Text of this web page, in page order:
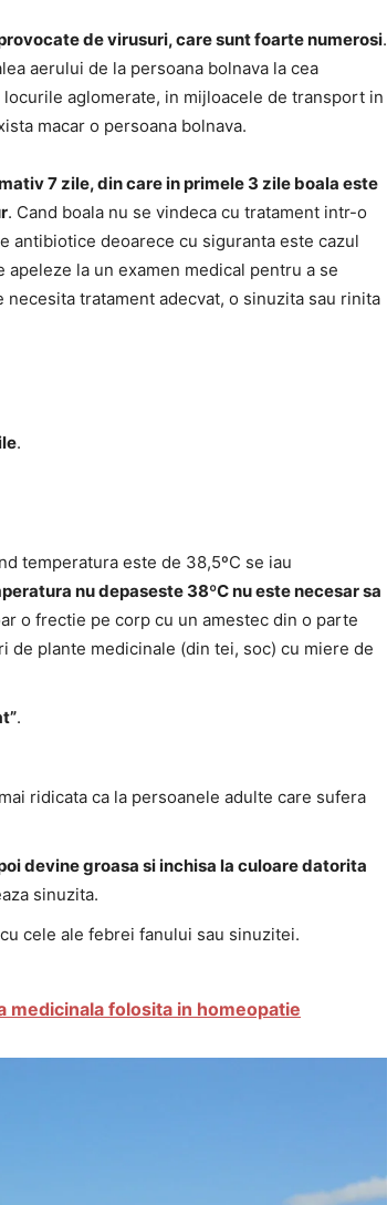
de virusuri, care sunt foarte numerosi.
aerului de la persoana bolnava la cea
aglomerate, in mijloacele de transport in
macar o persoana bolnava.
7 zile, din care in primele 3 zile boala este
. Cand boala nu se vindeca cu tratament intr-o
antibiotice deoarece cu siguranta este cazul
la un examen medical pentru a se
tratament adecvat, o sinuzita sau rinita
.
temperatura este de 38,5ºC se iau
nu depaseste 38ºC nu este necesar sa
o frectie pe corp cu un amestec din o parte
de plante medicinale (din tei, soc) cu miere de
.
ridicata ca la persoanele adulte care sufera
devine groasa si inchisa la culoare datorita
sinuzita.
cele ale febrei fanului sau sinuzitei.
medicinala folosita in homeopatie